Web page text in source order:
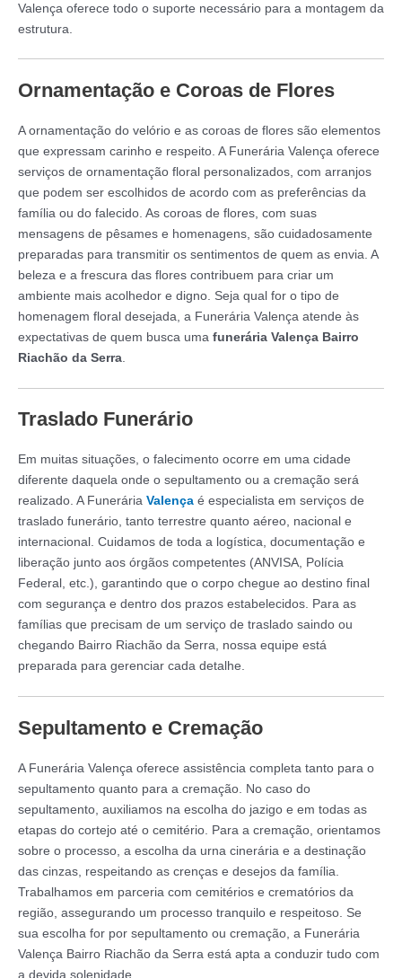
Valença oferece todo o suporte necessário para a montagem da
estrutura.
Ornamentação e Coroas de Flores
A ornamentação do velório e as coroas de flores são elementos
que expressam carinho e respeito. A Funerária Valença oferece
serviços de ornamentação floral personalizados, com arranjos
que podem ser escolhidos de acordo com as preferências da
família ou do falecido. As coroas de flores, com suas
mensagens de pêsames e homenagens, são cuidadosamente
preparadas para transmitir os sentimentos de quem as envia. A
beleza e a frescura das flores contribuem para criar um
ambiente mais acolhedor e digno. Seja qual for o tipo de
homenagem floral desejada, a Funerária Valença atende às
expectativas de quem busca uma funerária Valença Bairro
Riachão da Serra
Traslado Funerário
Em muitas situações, o falecimento ocorre em uma cidade
diferente daquela onde o sepultamento ou a cremação será
realizado. A Funerária Valença é especialista em serviços de
traslado funerário, tanto terrestre quanto aéreo, nacional e
internacional. Cuidamos de toda a logística, documentação e
liberação junto aos órgãos competentes (ANVISA, Polícia
Federal, etc.), garantindo que o corpo chegue ao destino final
com segurança e dentro dos prazos estabelecidos. Para as
famílias que precisam de um serviço de traslado saindo ou
chegando Bairro Riachão da Serra, nossa equipe está
preparada para gerenciar cada detalhe.
Sepultamento e Cremação
A Funerária Valença oferece assistência completa tanto para o
sepultamento quanto para a cremação. No caso do
sepultamento, auxiliamos na escolha do jazigo e em todas as
etapas do cortejo até o cemitério. Para a cremação, orientamos
sobre o processo, a escolha da urna cinerária e a destinação
das cinzas, respeitando as crenças e desejos da família.
Trabalhamos em parceria com cemitérios e crematórios da
região, assegurando um processo tranquilo e respeitoso. Se
sua escolha for por sepultamento ou cremação, a Funerária
Valença Bairro Riachão da Serra está apta a conduzir tudo com
a devida solenidade.